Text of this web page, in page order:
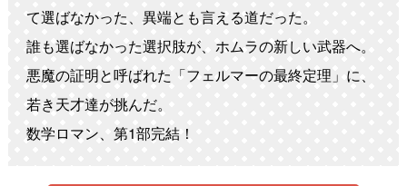
て選ばなかった、異端とも言える道だった。
誰も選ばなかった選択肢が、ホムラの新しい武器へ。
悪魔の証明と呼ばれた「フェルマーの最終定理」に、
若き天才達が挑んだ。
数学ロマン、第1部完結！